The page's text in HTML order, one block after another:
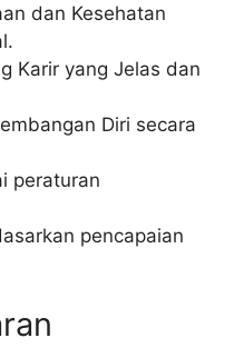
dan Kesehatan
Karir yang Jelas dan
Diri secara
peraturan
pencapaian